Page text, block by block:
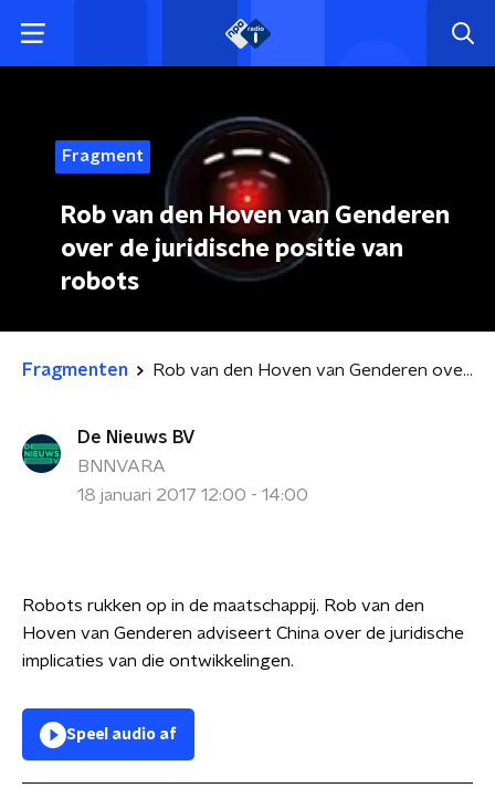
Fragment
Rob van den Hoven van Genderen
over de juridische positie van
robots
Fragmenten Rob van den Hoven van Genderen over de juridische positie van robots
De Nieuws BV
BNNVARA
18 januari 2017 12:00 - 14:00
Robots rukken op in de maatschappij. Rob van den
Hoven van Genderen adviseert China over de juridische
implicaties van die ontwikkelingen.
Speel audio af